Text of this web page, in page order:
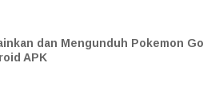
dan Mengunduh Pokemon Go
APK